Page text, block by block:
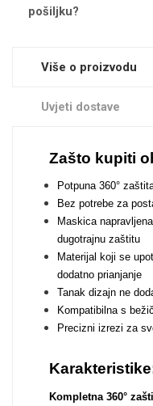
pošiljku?
Više o proizvodu
Uvjeti dostave
Zašto kupiti
Potpuna 360°
Bez potrebe za
Maskica
dugotrajnu zaštitu
Materijal koji se
dodatno prianjanje
Tanak dizajn ne
Kompatibilna s
Precizni izrezi za
Kompletna 360°
Doodles
Monogrami